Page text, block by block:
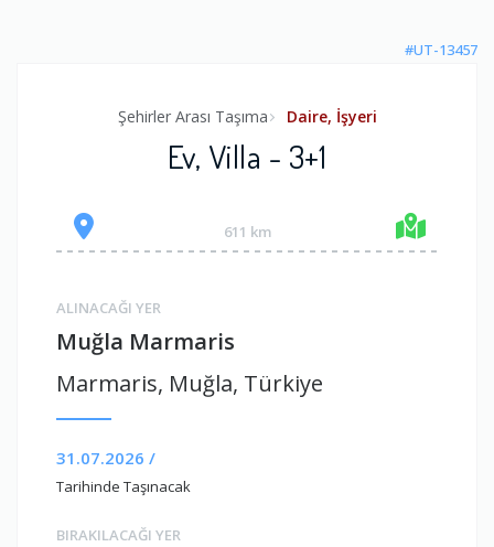
#UT-13457
Şehirler Arası Taşıma Daire, İşyeri
Ev, Villa - 3+1
611 km
ALINACAĞI YER
Muğla Marmaris
Marmaris, Muğla, Türkiye
31.07.2026 /
Tarihinde Taşınacak
BIRAKILACAĞI YER